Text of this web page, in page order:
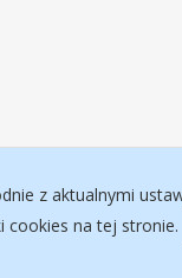
z aktualnymi
cookies na tej stronie.